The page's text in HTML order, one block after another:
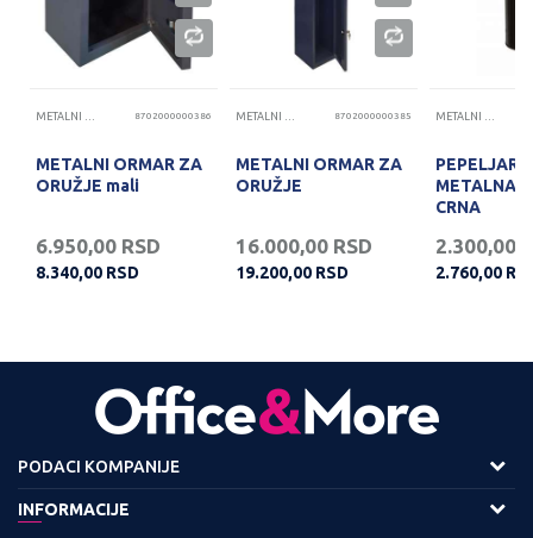
8702000000386
METALNI ORMAR ZA
ORUŽJE mali
6.950,00 RSD
8.340,00 RSD
8702000000385
METALNI ORMAR ZA
ORUŽJE
16.000,00 RSD
19.200,00 RSD
PEPELJARA
METALNA
CRNA
2.300,00
2.760,00
PODACI KOMPANIJE
Adresa :
INFORMACIJE